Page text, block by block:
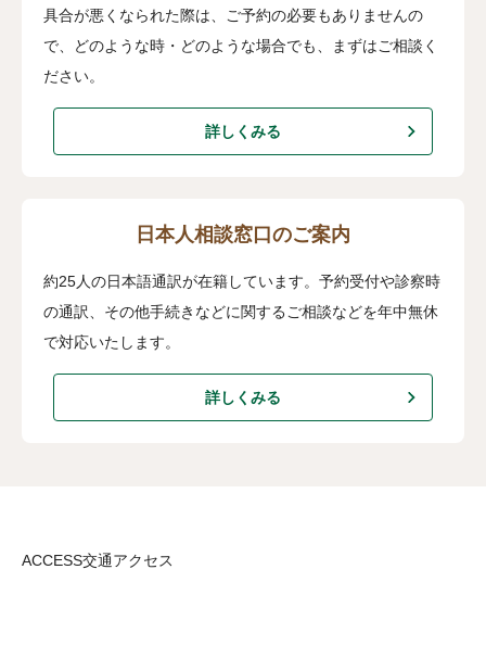
具合が悪くなられた際は、ご予約の必要もありませんの
で、どのような時・どのような場合でも、まずはご相談く
ださい。
詳しくみる
日本人相談窓口のご案内
約25人の日本語通訳が在籍しています。予約受付や診察時
の通訳、その他手続きなどに関するご相談などを年中無休
で対応いたします。
詳しくみる
ACCESS交通アクセス